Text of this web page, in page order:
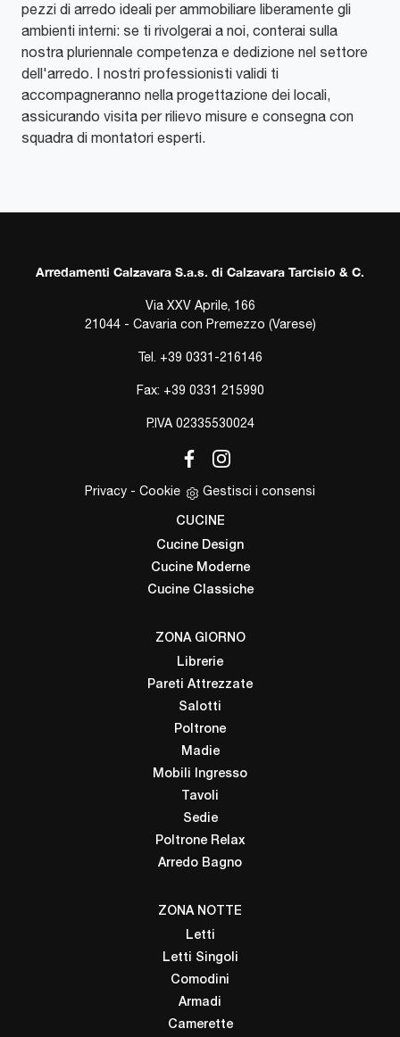
pezzi di arredo ideali per ammobiliare liberamente gli
ambienti interni: se ti rivolgerai a noi, conterai sulla
nostra pluriennale competenza e dedizione nel settore
dell'arredo. I nostri professionisti validi ti
accompagneranno nella progettazione dei locali,
assicurando visita per rilievo misure e consegna con
squadra di montatori esperti.
Arredamenti Calzavara S.a.s. di Calzavara Tarcisio & C.
Via XXV Aprile, 166
21044 - Cavaria con Premezzo (Varese)
Tel. +39 0331-216146
Fax: +39 0331 215990
P.IVA 02335530024
Privacy - Cookie Gestisci i consensi
CUCINE
Cucine Design
Cucine Moderne
Cucine Classiche
ZONA GIORNO
Librerie
Pareti Attrezzate
Salotti
Poltrone
Madie
Mobili Ingresso
Tavoli
Sedie
Poltrone Relax
Arredo Bagno
ZONA NOTTE
Letti
Letti Singoli
Comodini
Armadi
Camerette